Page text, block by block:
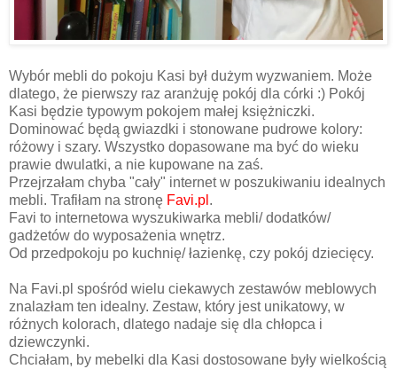
Wybór mebli do pokoju Kasi był dużym wyzwaniem. Może
dlatego, że pierwszy raz aranżuję pokój dla córki :) Pokój
Kasi będzie typowym pokojem małej księżniczki.
Dominować będą gwiazdki i stonowane pudrowe kolory:
różowy i szary. Wszystko dopasowane ma być do wieku
prawie dwulatki, a nie kupowane na zaś.
Przejrzałam chyba "cały" internet w poszukiwaniu idealnych
mebli. Trafiłam na stronę Favi.pl .
Favi to internetowa wyszukiwarka mebli/ dodatków/
gadżetów do wyposażenia wnętrz.
Od przedpokoju po kuchnię/ łazienkę, czy pokój dziecięcy.
Na Favi.pl spośród wielu ciekawych zestawów meblowych
znalazłam ten idealny. Zestaw, który jest unikatowy, w
różnych kolorach, dlatego nadaje się dla chłopca i
dziewczynki.
Chciałam, by mebelki dla Kasi dostosowane były wielkością